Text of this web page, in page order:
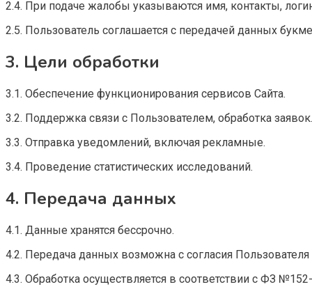
2.4. При подаче жалобы указываются имя, контакты,
2.5. Пользователь соглашается с передачей данных
3. Цели обработки
3.1. Обеспечение функционирования сервисов Сайта.
3.2. Поддержка связи с Пользователем, обработка заявок.
3.3. Отправка уведомлений, включая рекламные.
3.4. Проведение статистических исследований.
4. Передача данных
4.1. Данные хранятся бессрочно.
4.2. Передача данных возможна с согласия Пользователя
4.3. Обработка осуществляется в соответствии с ФЗ